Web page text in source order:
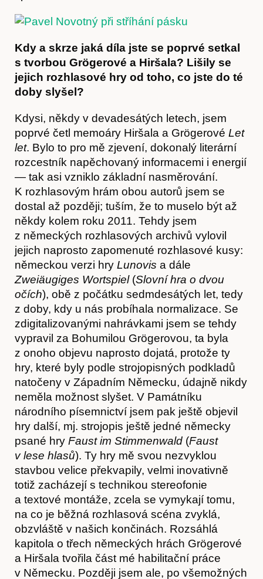
Časopis
Kdy a skrze jaká díla jste se poprvé setkal
s tvorbou Grögerové a Hiršala? Lišily se
jejich rozhlasové hry od toho, co jste do té
doby slyšel?
Kdysi, někdy v devadesátých letech, jsem
poprvé četl memoáry Hiršala a Grögerové Let
let. Bylo to pro mě zjevení, dokonalý literární
rozcestník napěchovaný informacemi i energií
— tak asi vzniklo základní nasměrování.
K rozhlasovým hrám obou autorů jsem se
dostal až později; tuším, že to muselo být až
někdy kolem roku 2011. Tehdy jsem
z německých rozhlasových archivů vylovil
jejich naprosto zapomenuté rozhlasové kusy:
německou verzi hry Lunovis a dále
Zweiäugiges Wortspiel (Slovní hra o dvou
očích), obě z počátku sedmdesátých let, tedy
z doby, kdy u nás probíhala normalizace. Se
zdigitalizovanými nahrávkami jsem se tehdy
vypravil za Bohumilou Grögerovou, ta byla
z onoho objevu naprosto dojatá, protože ty
hry, které byly podle strojopisných podkladů
natočeny v Západním Německu, údajně nikdy
neměla možnost slyšet. V Památníku
národního písemnictví jsem pak ještě objevil
hry další, mj. strojopis ještě jedné německy
psané hry Faust im Stimmenwald (Faust
v lese hlasů). Ty hry mě svou nezvyklou
stavbou velice překvapily, velmi inovativně
totiž zacházejí s technikou stereofonie
a textové montáže, zcela se vymykají tomu,
na co je běžná rozhlasová scéna zvyklá,
obzvláště v našich končinách. Rozsáhlá
kapitola o třech německých hrách Grögerové
a Hiršala tvořila část mé habilitační práce
v Německu. Později jsem ale, po všemožných